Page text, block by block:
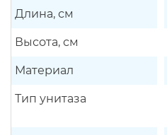
Длина, см
Высота, см
Материал
Тип унитаза